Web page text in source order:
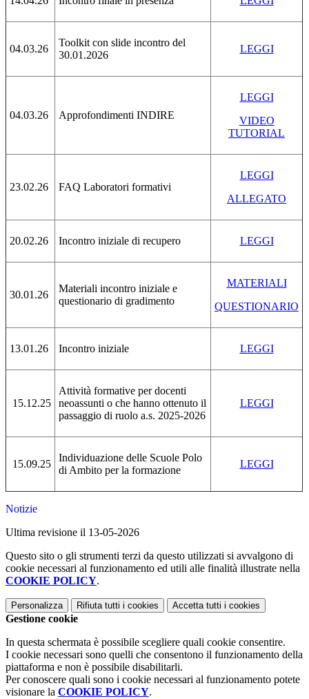
04.03.26
Toolkit con slide incontro del
30.01.2026
LEGGI
04.03.26 Approfondimenti INDIRE
LEGGI
VIDEO
TUTORIAL
23.02.26 FAQ Laboratori formativi
LEGGI
ALLEGATO
20.02.26 Incontro iniziale di recupero LEGGI
30.01.26
Materiali incontro iniziale e
questionario di gradimento
MATERIALI
QUESTIONARIO
13.01.26 Incontro iniziale LEGGI
15.12.25
Attività formative per docenti
neoassunti o che hanno ottenuto il
passaggio di ruolo a.s. 2025-2026
LEGGI
15.09.25
Individuazione delle Scuole Polo
di Ambito per la formazione
LEGGI
Notizie
Ultima revisione il 13-05-2026
Questo sito o gli strumenti terzi da questo utilizzati si avvalgono di
cookie necessari al funzionamento ed utili alle finalità illustrate nella
COOKIE POLICY.
Personalizza Rifiuta tutti i cookies Accetta tutti i cookies
Gestione cookie
In questa schermata è possibile scegliere quali cookie consentire.
I cookie necessari sono quelli che consentono il funzionamento della
piattaforma e non è possibile disabilitarli.
Per conoscere quali sono i cookie necessari al funzionamento potete
visionare la COOKIE POLICY.